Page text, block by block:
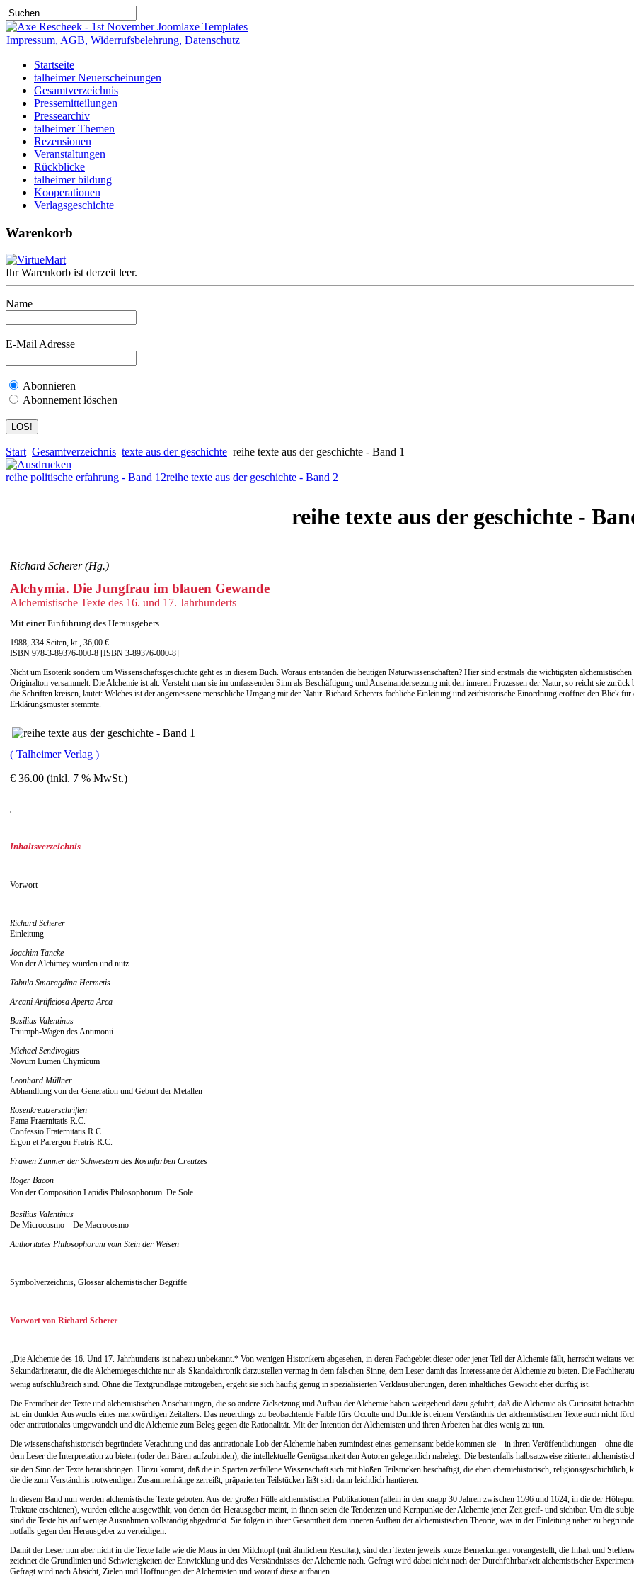
Impressum, AGB, Widerrufsbelehrung, Datenschutz
Startseite
talheimer Neuerscheinungen
Gesamtverzeichnis
Pressemitteilungen
Pressearchiv
talheimer Themen
Rezensionen
Veranstaltungen
Rückblicke
talheimer bildung
Kooperationen
Verlagsgeschichte
Warenkorb
Ihr Warenkorb ist derzeit leer.
Name
E-Mail Adresse
Abonnieren
Abonnement löschen
Start Gesamtverzeichnis texte aus der geschichte reihe texte aus der geschichte - Band 1
reihe politische erfahrung - Band 12reihe texte aus der geschichte - Band 2
reihe texte aus der geschichte -
Richard Scherer (Hg.)
Alchymia. Die Jungfrau im blauen Gewande
Alchemistische Texte des 16. und 17. Jahrhunderts
Mit einer Einführung des Herausgebers
1988, 334 Seiten, kt., 36,00 €
ISBN 978-3-89376-000-8 [ISBN 3-89376-000-8]
Nicht um Esoterik sondern um Wissenschaftsgeschichte geht es in diesem Buch. Woraus entstanden die heutigen Naturwissenschaften? Hier sind erstmals die wichtigsten
Originalton versammelt. Die Alchemie ist alt. Versteht man sie im umfassenden Sinn als Beschäftigung und Auseinandersetzung mit den inneren Prozessen der Natur, so reicht sie
die Schriften kreisen, lautet: Welches ist der angemessene menschliche Umgang mit der Natur. Richard Scherers fachliche Einleitung und zeithistorische Einordnung eröffnet den Blick
Erklärungsmuster stemmte.
( Talheimer Verlag )
€ 36.00 (inkl. 7 % MwSt.)
Inhaltsverzeichnis
Vorwort
Richard Scherer
Einleitung
Joachim Tancke
Von der Alchimey würden und nutz
Tabula Smaragdina Hermetis
Arcani Artificiosa Aperta Arca
Basilius Valentinus
Triumph-Wagen des Antimonii
Michael Sendivogius
Novum Lumen Chymicum
Leonhard Müllner
Abhandlung von der Generation und Geburt der Metallen
Rosenkreutzerschriften
Fama Fraernitatis R.C.
Confessio Fraternitatis R.C.
Ergon et Parergon Fratris R.C.
Frawen Zimmer der Schwestern des Rosinfarben Creutzes
Roger Bacon
Von der Composition Lapidis Philosophorum  De Sole
Basilius Valentinus
De Microcosmo – De Macrocosmo
Authoritates Philosophorum vom Stein der Weisen
Symbolverzeichnis, Glossar alchemistischer Begriffe
Vorwort von Richard Scherer
„Die Alchemie des 16. Und 17. Jahrhunderts ist nahezu unbekannt.* Von wenigen Historikern abgesehen, in deren Fachgebiet dieser oder jener Teil der Alchemie fällt, herrscht weitaus
Sekundärliteratur, die die Alchemiegeschichte nur als Skandalchronik darzustellen vermag in dem falschen Sinne, dem Leser damit das Interessante der Alchemie zu bieten. Die
wenig aufschlußreich sind. Ohne die Textgrundlage mitzugeben, ergeht sie sich häufig genug in spezialisierten Verklausulierungen, deren inhaltliches Gewicht eher dürftig ist.
Die Fremdheit der Texte und alchemistischen Anschauungen, die so andere Zielsetzung und Aufbau der Alchemie haben weitgehend dazu geführt, daß die Alchemie als Curiosität
ist: ein dunkler Auswuchs eines merkwürdigen Zeitalters. Das neuerdings zu beobachtende Faible fürs Occulte und Dunkle ist einem Verständnis der alchemistischen Texte auch nicht
oder antirationales umgewandelt und die Alchemie zum Beleg gegen die Rationalität. Mit der Intention der Alchemisten und ihren Arbeiten hat dies wenig zu tun.
Die wissenschaftshistorisch begründete Verachtung und das antirationale Lob der Alchemie haben zumindest eines gemeinsam: beide kommen sie – in ihren Veröffentlichungen – ohne
dem Leser die Interpretation zu bieten (oder den Bären aufzubinden), die intellektuelle Genügsamkeit den Autoren gelegentlich nahelegt. Die bestenfalls halbsatzweise zitierten
sie den Sinn der Texte herausbringen. Hinzu kommt, daß die in Sparten zerfallene Wissenschaft sich mit bloßen Teilstücken beschäftigt, die eben chemiehistorisch,
die die zum Verständnis notwendigen Zusammenhänge zerreißt, präparierten Teilstücken läßt sich dann leichtlich hantieren.
In diesem Band nun werden alchemistische Texte geboten. Aus der großen Fülle alchemistischer Publikationen (allein in den knapp 30 Jahren zwischen 1596 und 1624, in die der
Traktate erschienen), wurden etliche ausgewählt, von denen der Herausgeber meint, in ihnen seien die Tendenzen und Kernpunkte der Alchemie jener Zeit greif- und sichtbar. Um die
sind die Texte bis auf wenige Ausnahmen vollständig abgedruckt. Sie folgen in ihrer Gesamtheit dem inneren Aufbau der alchemistischen Theorie, was in der Einleitung näher zu
notfalls gegen den Herausgeber zu verteidigen.
Damit der Leser nun aber nicht in die Texte falle wie die Maus in den Milchtopf (mit ähnlichem Resultat), sind den Texten jeweils kurze Bemerkungen vorangestellt, die Inhalt und
zeichnet die Grundlinien und Schwierigkeiten der Entwicklung und des Verständnisses der Alchemie nach. Gefragt wird dabei nicht nach der Durchführbarkeit alchemistischer
Gefragt wird nach Absicht, Zielen und Hoffnungen der Alchemisten und worauf diese aufbauen.